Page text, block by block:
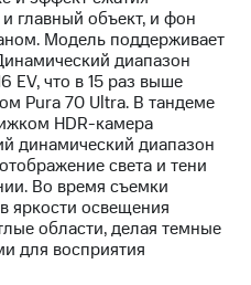
главный объект, и фон
Модель поддерживает
диапазон
EV, что в 15 раз выше
Pura 70 Ultra. В тандеме
HDR-камера
динамический диапазон
света и тени
Во время съемки
яркости освещения
области, делая темные
для восприятия